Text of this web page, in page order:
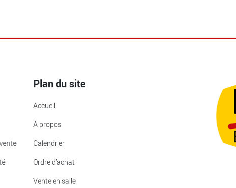
Plan du site
Accueil
À propos
Calendrier
Ordre d’achat
Vente en salle